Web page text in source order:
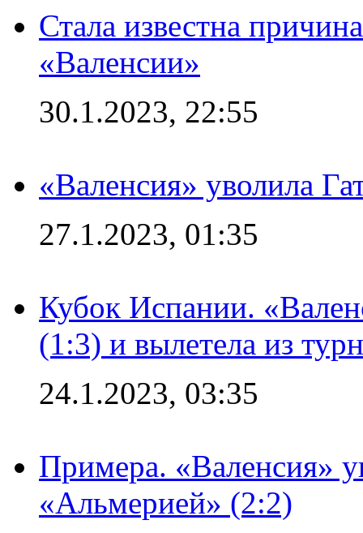
Стала известна
«Валенсии»
30.1.2023, 22:55
«Валенсия» уволила
27.1.2023, 01:35
Кубок Испании.
(1:3) и вылетела из
24.1.2023, 03:35
Примера. «Валенсия»
«Альмерией» (2:2)